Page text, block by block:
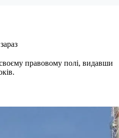
правовому полі, видавши